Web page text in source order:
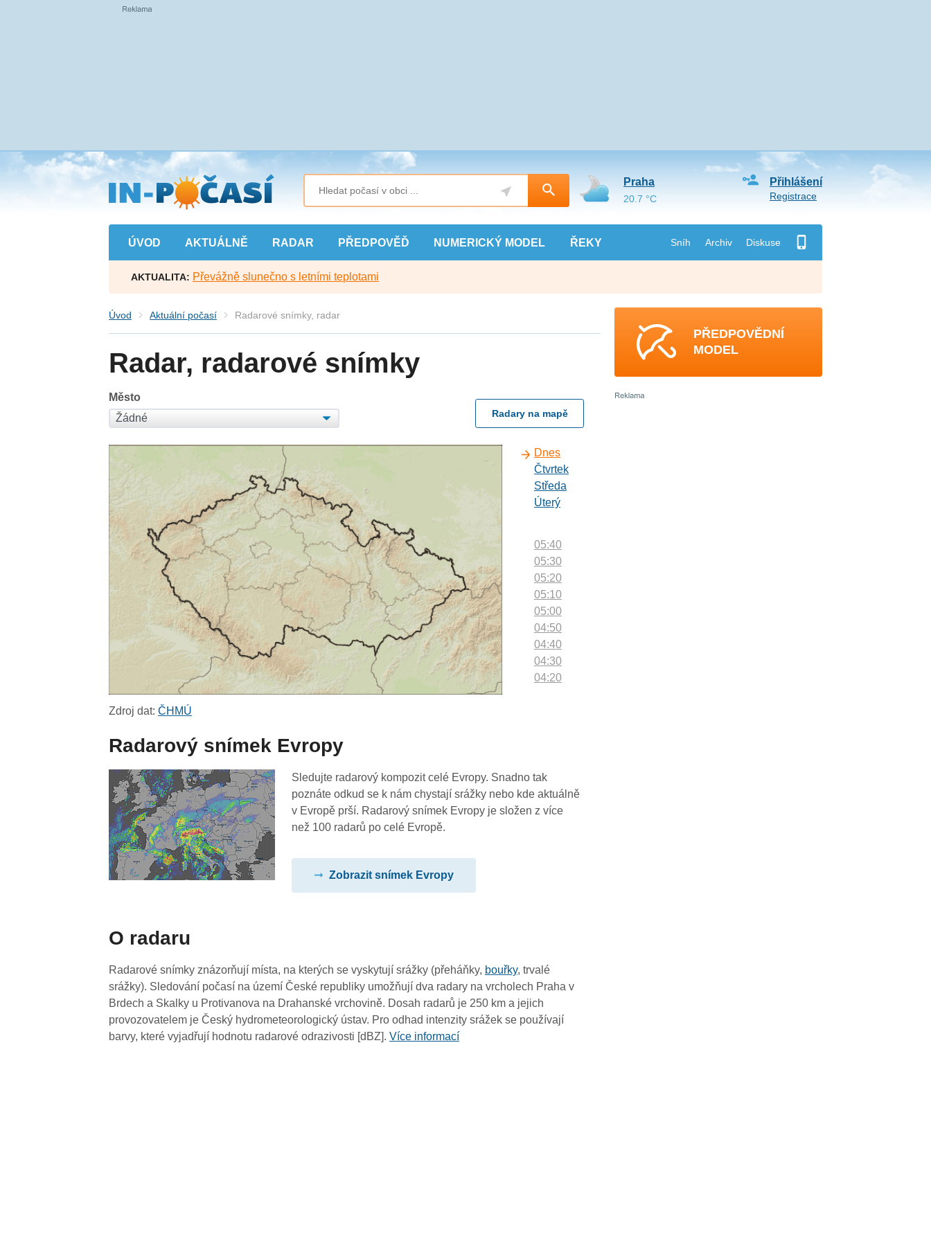
Přejít
na
hlavní
obsah
ÚVOD AKTUÁLNĚ RADAR PŘEDPOVĚĎ NUMERICKÝ MODEL ŘEKY Sníh Archiv Diskuse
Přihlášení
Registrace
Praha
20.7 °C
AKTUALITA: Převážně slunečno s letními teplotami
Úvod Aktuální počasí Radarové snímky, radar
Radar, radarové snímky
Město
Radary na mapě
Dnes
Čtvrtek
Středa
Úterý
05:40
05:30
05:20
05:10
05:00
04:50
04:40
04:30
04:20
03:20
03:10
03:00
01:20
01:10
01:00
00:50
Zdroj dat:ČHMÚ
Radarový snímek Evropy
Sledujte radarový kompozit celé Evropy. Snadno tak
poznáte odkud se k nám chystají srážky nebo kde aktuálně
v Evropě prší. Radarový snímek Evropy je složen z více
než 100 radarů po celé Evropě.
Zobrazit snímek Evropy
O radaru
Radarové snímky znázorňují místa, na kterých se vyskytují srážky (přeháňky, bouřky, trvalé
srážky). Sledování počasí na území České republiky umožňují dva radary na vrcholech Praha v
Brdech a Skalky u Protivanova na Drahanské vrchovině. Dosah radarů je 250 km a jejich
provozovatelem je Český hydrometeorologický ústav. Pro odhad intenzity srážek se používají
barvy, které vyjadřují hodnotu radarové odrazivosti [dBZ].Více informací
PŘEDPOVĚDNÍ
MODEL